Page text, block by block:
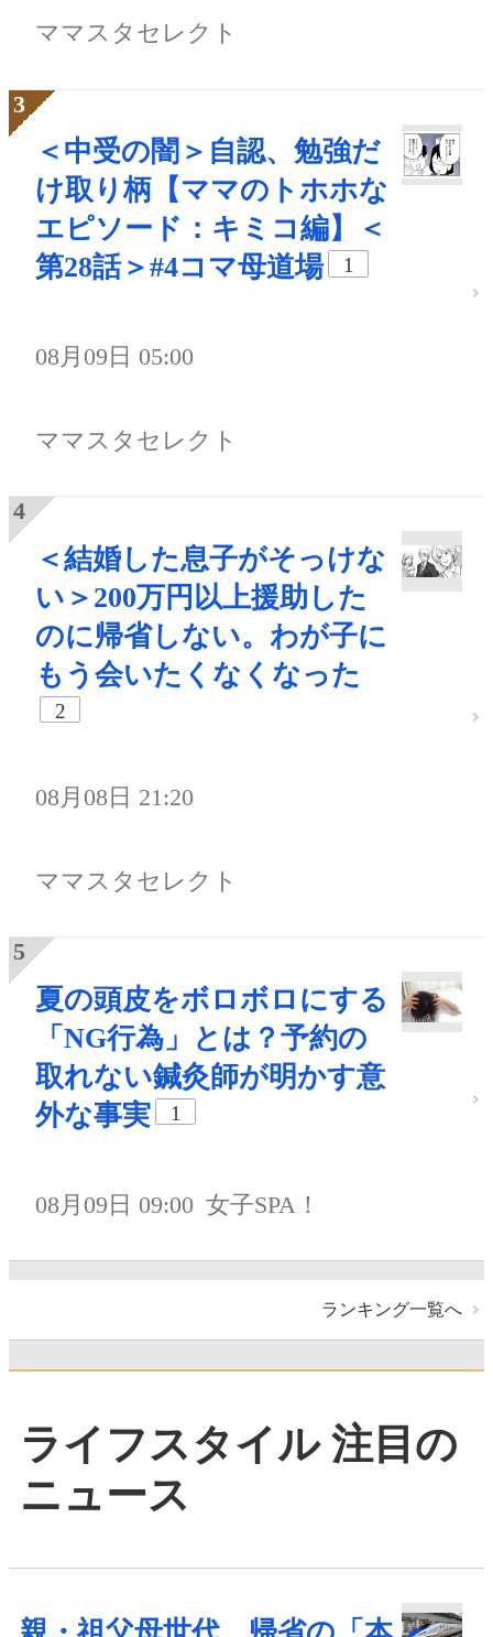
ママスタセレクト
＜中受の闇＞自認、勉強だ
け取り柄【ママのトホホな
エピソード：キミコ編】＜
第28話＞#4コマ母道場
1
08月09日 05:00
ママスタセレクト
＜結婚した息子がそっけな
い＞200万円以上援助した
のに帰省しない。わが子に
もう会いたくなくなった
2
08月08日 21:20
ママスタセレクト
夏の頭皮をボロボロにする
「NG行為」とは？予約の
取れない鍼灸師が明かす意
外な事実
1
08月09日 09:00 女子SPA！
ランキング一覧へ
ライフスタイル 注目の
ニュース